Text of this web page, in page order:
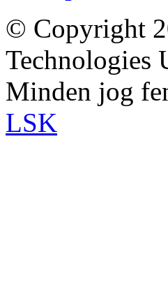
© Copyright
Technologies
Minden jog
LSK